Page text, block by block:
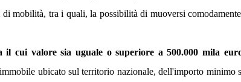
mobilità, tra i quali, la possibilità di muoversi
cui valore sia uguale o superiore a 500.000 mila
ubicato sul territorio nazionale, dell'importo minimo